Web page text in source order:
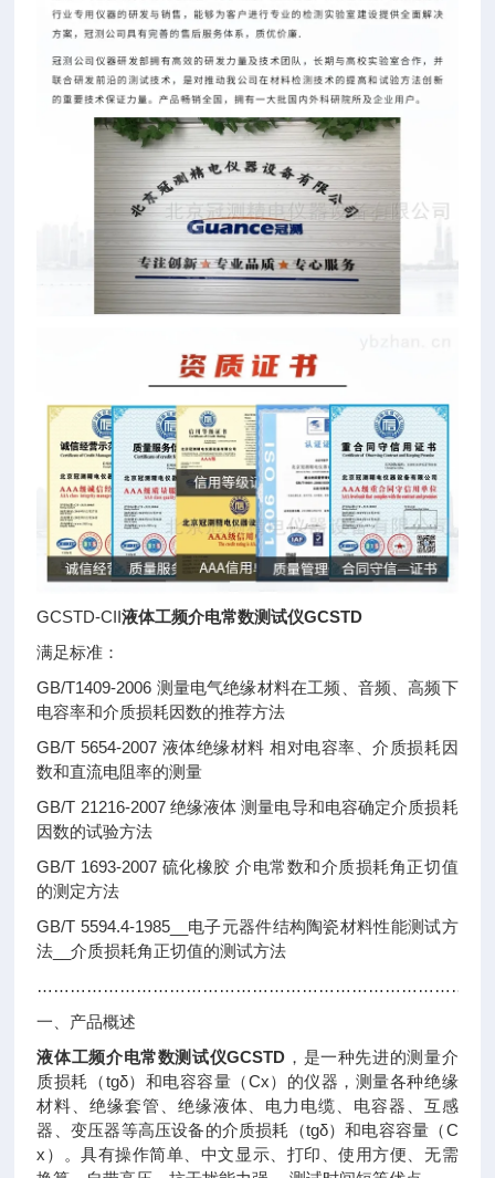
GCSTD-CII液体工频介电常数测试仪GCSTD
满足标准：
GB/T1409-2006 测量电气绝缘材料在工频、音频、高频下
电容率和介质损耗因数的推荐方法
GB/T 5654-2007 液体绝缘材料 相对电容率、介质损耗因
数和直流电阻率的测量
GB/T 21216-2007 绝缘液体 测量电导和电容确定介质损耗
因数的试验方法
GB/T 1693-2007 硫化橡胶 介电常数和介质损耗角正切值
的测定方法
GB/T 5594.4-1985__电子元器件结构陶瓷材料性能测试方
法__介质损耗角正切值的测试方法
一、产品概述
液体工频介电常数测试仪GCSTD ，是一种先进的测量介
质损耗（tgδ）和电容容量（Cx）的仪器，测量各种绝缘
材料、绝缘套管、绝缘液体、电力电缆、电容器、互感
器、变压器等高压设备的介质损耗（tgδ）和电容容量（C
x）。具有操作简单、中文显示、打印、使用方便、无需